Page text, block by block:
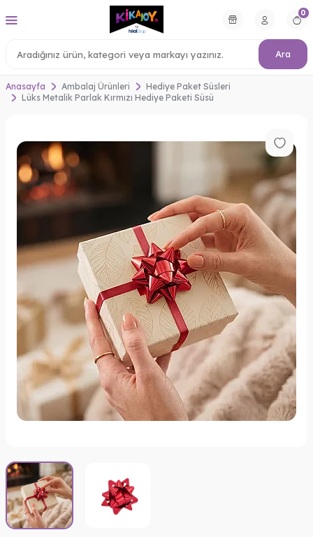
Ara
0
Anasayfa Ambalaj Ürünleri
Hediye Paket Süsleri
Lüks Metalik Parlak Kırmızı Hediye Paketi Süsü